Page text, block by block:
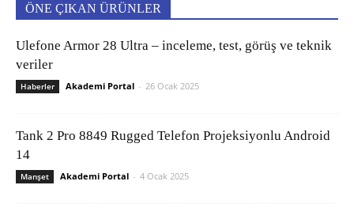
ÖNE ÇIKAN ÜRÜNLER
Ulefone Armor 28 Ultra – inceleme, test, görüş ve teknik
veriler
Haberler Akademi Portal - 26 Ocak 2025
Tank 2 Pro 8849 Rugged Telefon Projeksiyonlu Android
14
Manşet Akademi Portal - 4 Ocak 2025